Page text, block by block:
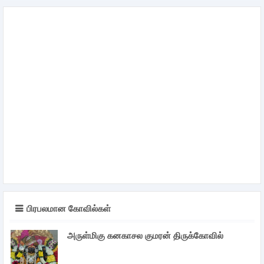
பிரபலமான கோவில்கள்
அருள்மிகு கனகாசல குமரன் திருக்கோவில்